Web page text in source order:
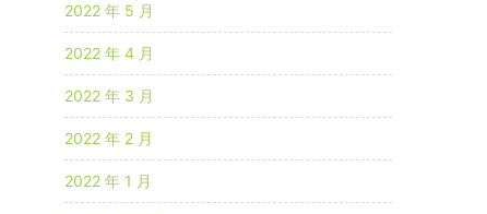
2022 年 5 月
2022 年 4 月
2022 年 3 月
2022 年 2 月
2022 年 1 月